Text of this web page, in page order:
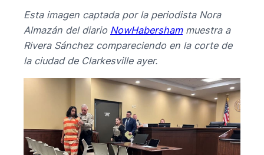
Esta imagen captada por la periodista Nora
Almazán del diario NowHabershammuestra a
Rivera Sánchez compareciendo en la corte de
la ciudad de Clarkesville ayer.